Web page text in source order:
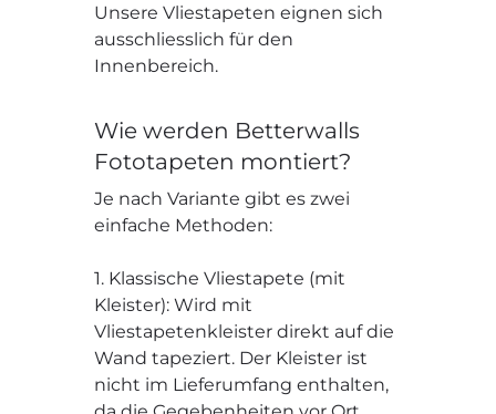
Unsere Vliestapeten eignen sich
ausschliesslich für den
Innenbereich.
Wie werden Betterwalls
Fototapeten montiert?
Je nach Variante gibt es zwei
einfache Methoden:
1. Klassische Vliestapete (mit
Kleister): Wird mit
Vliestapetenkleister direkt auf die
Wand tapeziert. Der Kleister ist
nicht im Lieferumfang enthalten,